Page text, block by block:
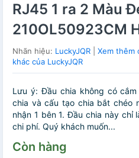
RJ45 1 ra 2 Màu
210OL50923CM
Nhãn hiệu: LuckyJQR
Xem thêm
khác của LuckyJQR
Lưu ý: Đầu chia không có
chia và cấu tạo chia bắt chéo
nhận 1 bên 1. Đầu chia này chỉ
chi phí. Quý khách muốn...
Còn hàng